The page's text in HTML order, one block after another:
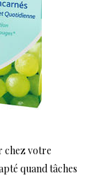
chez votre
quand tâches